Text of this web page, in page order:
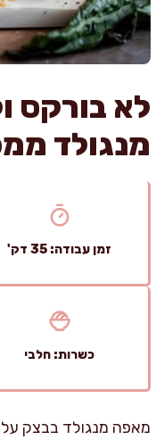
לא בורקס
מנגולד
זמן עבודה: 35 דק'
כשרות: חלבי
מאפה מנגולד בבצק